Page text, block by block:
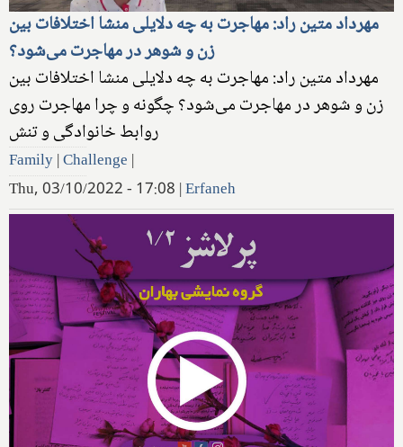
مهرداد متین راد: مهاجرت به چه دلایلی منشا اختلافات بین
زن و شوهر در مهاجرت می‌شود؟
مهرداد متین راد: مهاجرت به چه دلایلی منشا اختلافات بین
زن و شوهر در مهاجرت می‌شود؟ چگونه و چرا مهاجرت روی
روابط خانوادگی و تنش
Family|Challenge |
Thu, 03/10/2022 - 17:08 |Erfaneh